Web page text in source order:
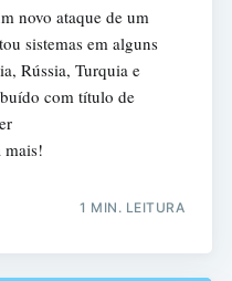
novo ataque de um
sistemas em alguns
Rússia, Turquia e
com título de
mais!
1 MIN. LEITURA